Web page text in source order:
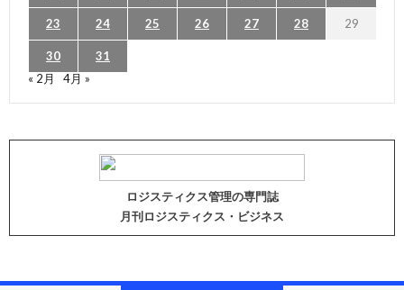
23 24 25 26 27 28 29
30
31
« 2月
4月 »
ロジスティクス管理の専門誌
月刊ロジスティクス・ビジネス